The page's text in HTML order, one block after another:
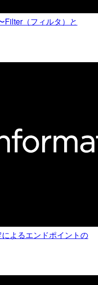
Filter（フィルタ）と
よるエンドポイントの